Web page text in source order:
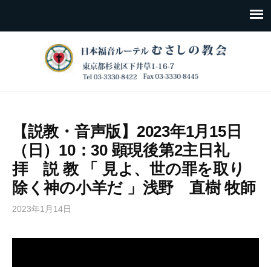
【説教・音声版】2023年1月15日
（日）10：30 顕現後第2主日礼
拝 説 教 「 見よ、世の罪を取り
除く神の小羊だ 」浅野 直樹 牧師
2023年1月14日